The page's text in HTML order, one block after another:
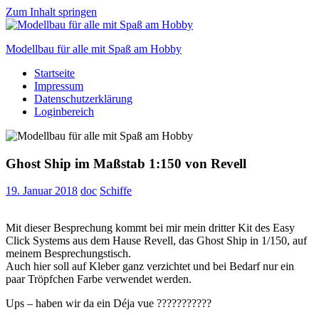
Zum Inhalt springen
Modellbau für alle mit Spaß am Hobby
Scale
modelling
to
Startseite
Impressum
Datenschutzerklärung
Loginbereich
Ghost Ship im Maßstab 1:150 von Revell
19. Januar 2018 doc Schiffe
Mit dieser Besprechung kommt bei mir mein dritter Kit des Easy
Click Systems aus dem Hause Revell, das Ghost Ship in 1/150, auf
meinem Besprechungstisch.
Auch hier soll auf Kleber ganz verzichtet und bei Bedarf nur ein
paar Tröpfchen Farbe verwendet werden.
Ups – haben wir da ein Déja vue ???????????